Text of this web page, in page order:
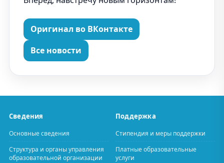
Оригинал во ВКонтакте
Все новости
Сведения
Основные сведения
Структура и органы управления
образовательной организации
Поддержка
Стипендия и меры поддержки
Платные образовательные
услуги